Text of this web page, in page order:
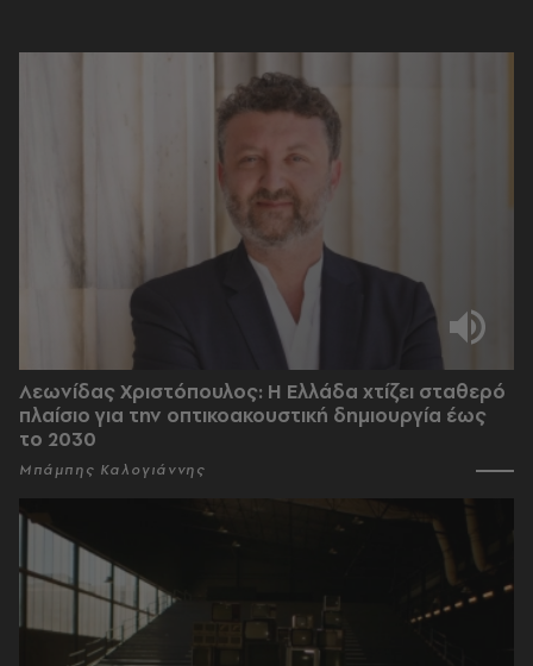
Λεωνίδας Χριστόπουλος: Η Ελλάδα χτίζει σταθερό
πλαίσιο για την οπτικοακουστική δημιουργία έως
το 2030
Μπάμπης Καλογιάννης